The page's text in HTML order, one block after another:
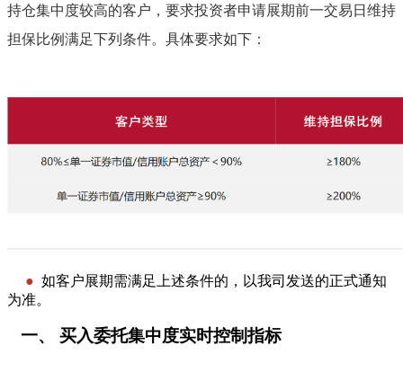
持仓集中度较高的客户，要求投资者申请展期前一交易日维持
担保比例满足下列条件。具体要求如下：
● 如客户展期需满足上述条件的，以我司发送的正式通知
为准。
一、 买入委托集中度实时控制指标